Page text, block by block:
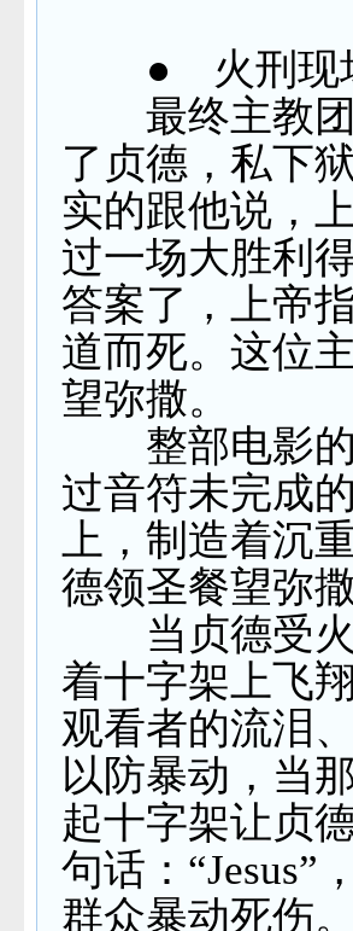
● 火刑现
最终主教团
了贞德，私下
实的跟他说，
过一场大胜利
答案了，上帝
道而死。这位
望弥撒。
整部电影的
过音符未完成
上，制造着沉
德领圣餐望
当贞德受火
着十字架上飞
观看者的流泪
以防暴动，当
起十字架让贞
句话：“Jesus”
群众暴动死伤